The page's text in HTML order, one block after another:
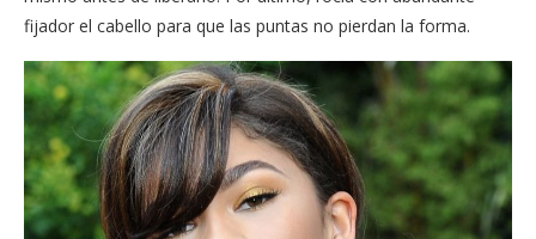
fijador el cabello para que las puntas no pierdan la forma.